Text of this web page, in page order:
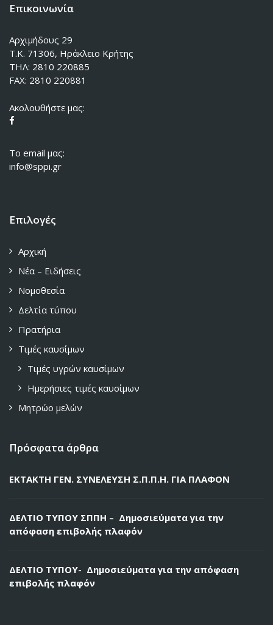
Επικοινωνία
Αρχιμήδους 29
Τ.Κ. 71306, Ηράκλειο Κρήτης
ΤΗΛ: 2810 220885
FAX: 2810 220881
Ακολουθήστε μας:
To email μας:
info@sppi.gr
Επιλογές
Αρχική
Νέα – Ειδήσεις
Νομοθεσία
Δελτία τύπου
Πρατήρια
Τιμές καυσίμων
Τιμές υγρών καυσίμων
Ημερήσιες τιμές καυσίμων
Μητρώο μελών
Πρόσφατα άρθρα
ΕΚΤΑΚΤΗ ΓΕΝ. ΣΥΝΕΛΕΥΣΗ Σ.Π.Π.Η. ΓΙΑ ΠΛΑΦΟΝ
ΔΕΛΤΙΟ ΤΥΠΟΥ ΣΠΠΗ – Δημοσιεύματα για την
απόφαση επιβολής πλαφόν
ΔΕΛΤΙΟ ΤΥΠΟΥ- Δημοσιεύματα για την απόφαση
επιβολής πλαφόν